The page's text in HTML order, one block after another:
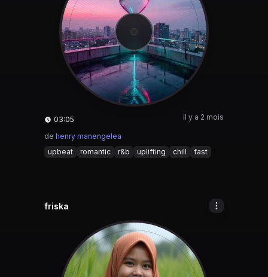
03:05 il y a 2 mois
de henry manengelea
upbeat
romantic r&b uplifting chill fast
friska